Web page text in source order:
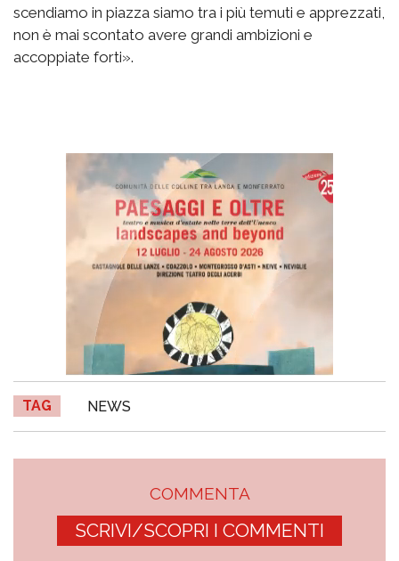
scendiamo in piazza siamo tra i più temuti e apprezzati,
non è mai scontato avere grandi ambizioni e
accoppiate forti».
TAG NEWS
COMMENTA
SCRIVI/SCOPRI I COMMENTI